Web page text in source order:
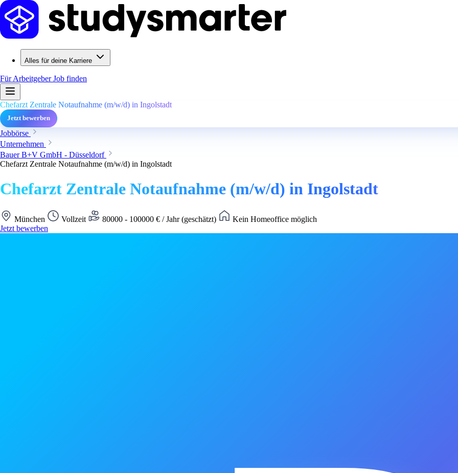
Alles für deine Karriere
Für ArbeitgeberJob finden
Chefarzt Zentrale Notaufnahme (m/w/d) in Ingolstadt
Jetzt bewerben
Jobbörse
Unternehmen
Bauer B+V GmbH - Düsseldorf
Chefarzt Zentrale Notaufnahme (m/w/d) in Ingolstadt
Chefarzt Zentrale Notaufnahme (m/w/d) in Ingolstadt
München Vollzeit 80000 - 100000 € / Jahr (geschätzt)
Kein Homeoffice möglich
Jetzt bewerben